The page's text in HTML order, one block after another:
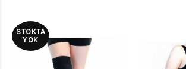
STOKTA
YOK